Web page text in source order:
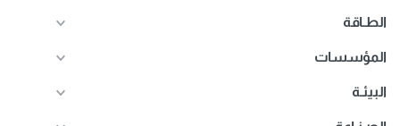
الطـاقة
المؤسسات
البيئـة